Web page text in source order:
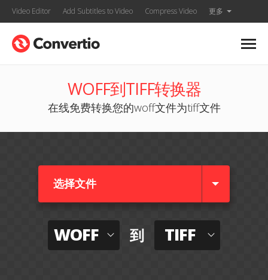
Video Editor Add Subtitles to Video Compress Video 更多
WOFF到TIFF转换器
在线免费转换您的woff文件为tiff文件
选择文件
WOFF 到 TIFF